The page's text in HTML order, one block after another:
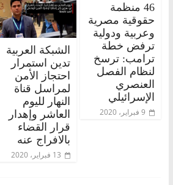
46 منظمة
حقوقية مصرية
وعربية ودولية
ترفض خطة
ترامب: ترسخ
لنظام الفصل
العنصري
الإسرائيلي
9 فبراير، 2020
الشبكة العربية
تدين استمرار
احتجاز الأمن
لمراسل قناة
النهار لليوم
العاشر وإهدار
قرار القضاء
بالافراج عنه
13 فبراير، 2020